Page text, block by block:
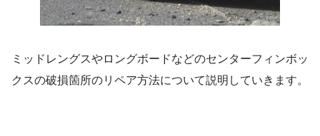
ミッドレングスやロングボードなどのセンターフィンボッ
クスの破損箇所のリペア方法について説明していきます。